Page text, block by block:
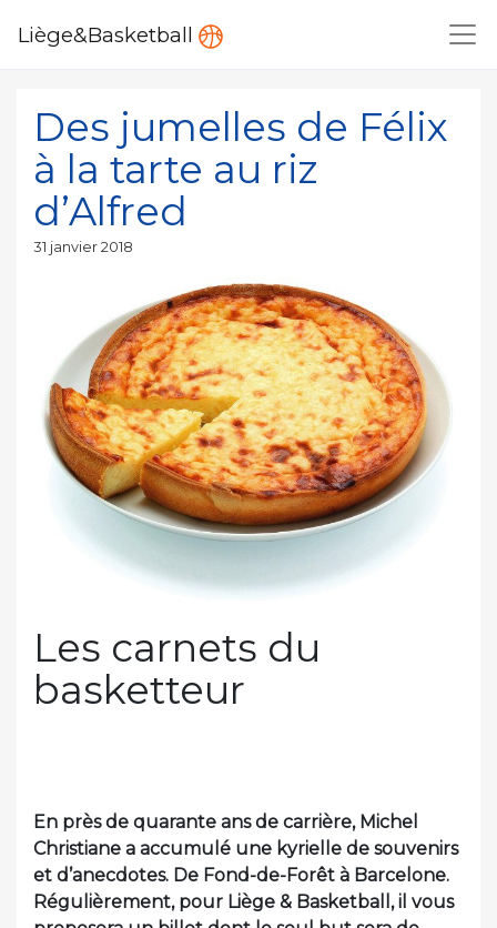
Liège&Basketball
Des jumelles de Félix
à la tarte au riz
d’Alfred
Publié
31 janvier 2018
Les carnets du
basketteur
En près de quarante ans de carrière, Michel
Christiane a accumulé une kyrielle de souvenirs
et d’anecdotes. De Fond-de-Forêt à Barcelone.
Régulièrement, pour Liège & Basketball, il vous